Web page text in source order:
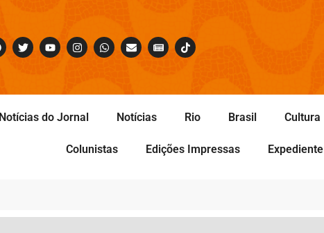
Notícias do Jornal Notícias Rio Brasil Cultura
Colunistas Edições Impressas Expediente